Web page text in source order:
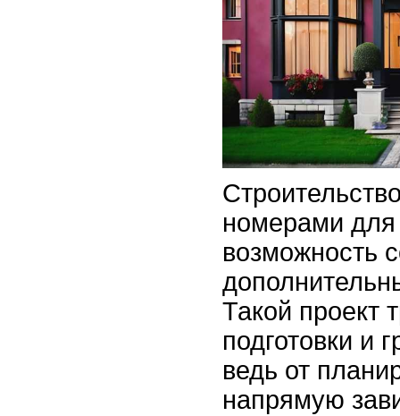
номерами
возможность
Такой проект
подготовки и
ведь от
напрямую